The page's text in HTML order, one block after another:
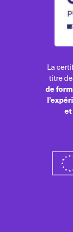
La
titre
de
et